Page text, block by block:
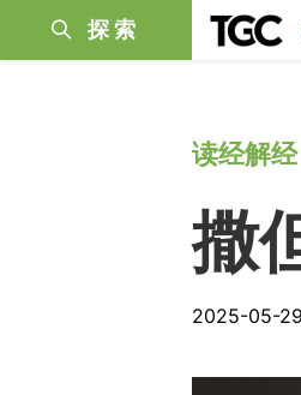
探索
读经解经
撒
2025-05-29